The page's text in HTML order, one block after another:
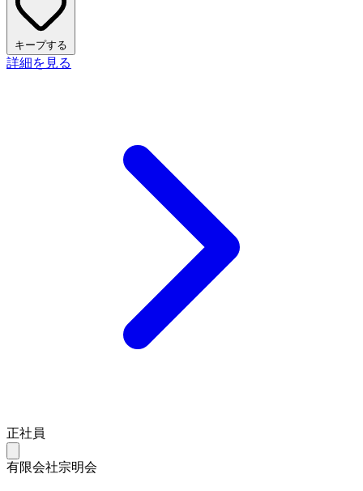
キープする
詳細を見る
正社員
有限会社宗明会